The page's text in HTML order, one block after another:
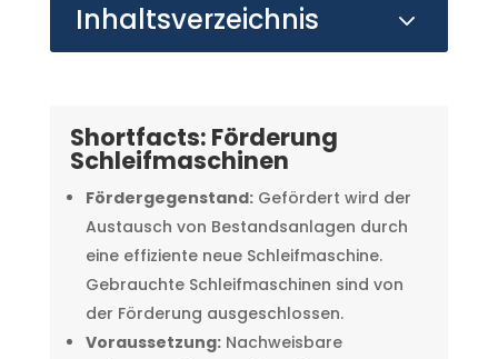
Inhaltsverzeichnis 3
Shortfacts: Förderung
Schleifmaschinen
Fördergegenstand:Gefördert wird der
Austausch von Bestandsanlagen durch
eine effiziente neue Schleifmaschine.
Gebrauchte Schleifmaschinen sind von
der Förderung ausgeschlossen.
Voraussetzung:Nachweisbare